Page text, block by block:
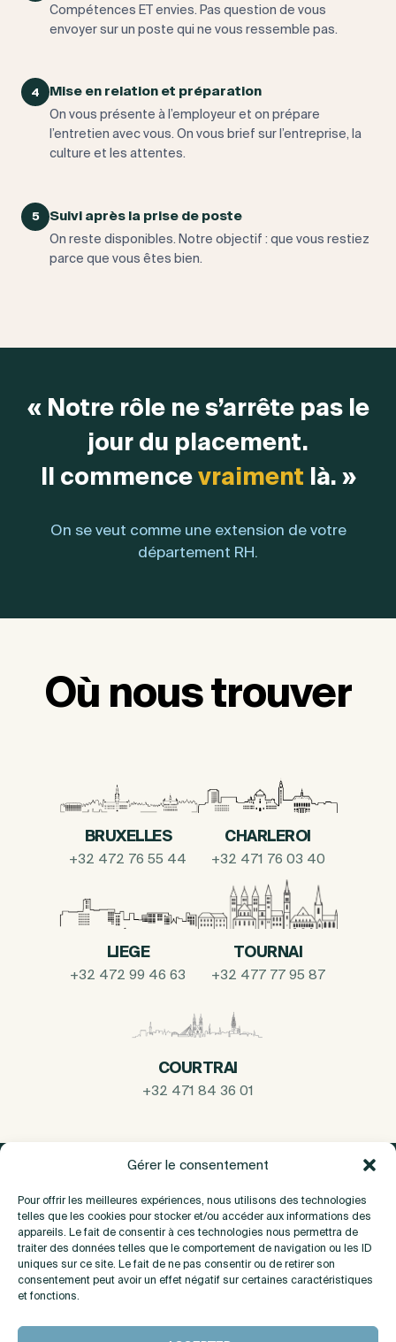
Gérer le consentement
Pour offrir les meilleures expériences, nous utilisons des technologies
telles que les cookies pour stocker et/ou accéder aux informations des
appareils. Le fait de consentir à ces technologies nous permettra de
traiter des données telles que le comportement de navigation ou les ID
uniques sur ce site. Le fait de ne pas consentir ou de retirer son
consentement peut avoir un effet négatif sur certaines caractéristiques
et fonctions.
Compétences ET envies. Pas question de vous
envoyer sur un poste qui ne vous ressemble pas.
4 Mise en relation et préparation
On vous présente à l’employeur et on prépare
l’entretien avec vous. On vous brief sur l’entreprise, la
culture et les attentes.
5 Suivi après la prise de poste
On reste disponibles. Notre objectif : que vous restiez
parce que vous êtes bien.
« Notre rôle ne s’arrête pas le
jour du placement.
Il commence vraiment là. »
On se veut comme une extension de votre
département RH.
Où nous trouver
BRUXELLES
+32 472 76 55 44
CHARLEROI
+32 471 76 03 40
LIEGE
+32 472 99 46 63
TOURNAI
+32 477 77 95 87
COURTRAI
+32 471 84 36 01
A propos